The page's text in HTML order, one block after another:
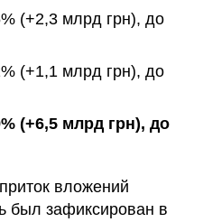
(+2,3 млрд грн), до
(+1,1 млрд грн), до
(+6,5 млрд грн), до
вложений
был зафиксирован в